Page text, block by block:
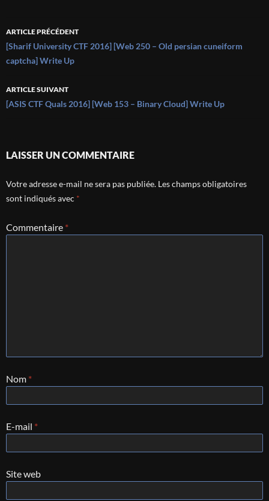
Navigation
des
articles
ARTICLE PRÉCÉDENT
[Sharif University CTF 2016] [Web 250 – Old persian cuneiform
captcha] Write Up
ARTICLE SUIVANT
[ASIS CTF Quals 2016] [Web 153 – Binary Cloud] Write Up
LAISSER UN COMMENTAIRE
Votre adresse e-mail ne sera pas publiée. Les champs obligatoires
sont indiqués avec *
Commentaire *
Nom *
E-mail *
Site web